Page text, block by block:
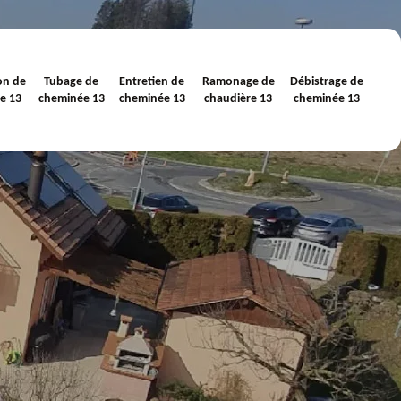
de
13
Tubage de
cheminée 13
Entretien de
cheminée 13
Ramonage de
chaudière 13
Débistrage de
cheminée 13